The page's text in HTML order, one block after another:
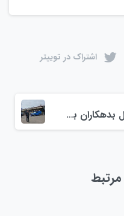
اشتراک در توییتر
اجرای طرح مشترک کنترل بدهکاران بین میادین میوه و تره‌بار آزادی و ولیعصر